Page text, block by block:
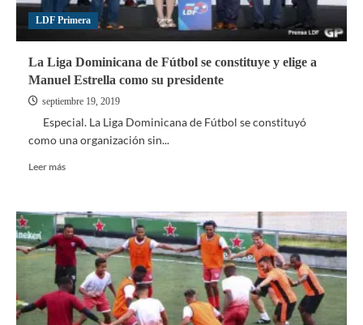
Torneos
desde
hasta
Sub-
14
LDF Primera
La Liga Dominicana de Fútbol se constituye y elige a
Manuel Estrella como su presidente
septiembre 19, 2019
Especial. La Liga Dominicana de Fútbol se constituyó
como una organización sin...
Leer másLeer
La
Liga
Dominicana
de
Fútbol
se
constituye
y elige